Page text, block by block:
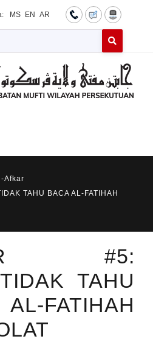
MS EN AR
Cari
Afkar
TAHU BACA AL-FATIHAH
#5:
TAHU
FATIHAH